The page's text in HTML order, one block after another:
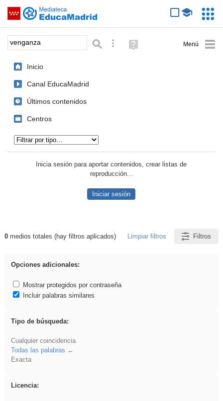
Saltar navegación
Palabra o frase: Búsqueda avanzada
Ayuda
(en
Inicio
Canal EducaMadrid
Últimos contenidos
Centros
Inicia sesión para aportar contenidos, crear listas de
reproducción...
Iniciar sesión
Resultados de: venganza
0medios totales (hay filtros aplicados) Limpiar filtros Filtros
Opciones adicionales:
Mostrar protegidos por contraseña
Incluir palabras similares
Tipo de búsqueda:
Cualquier coincidencia
Todas las palabras
Exacta
Licencia: